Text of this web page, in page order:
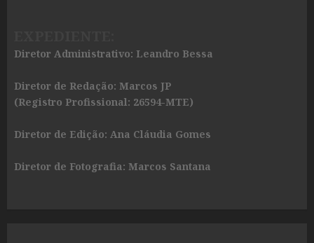
Diretor Administrativo: Leandro Bessa
Diretor de Redação: Marcos JP
(Registro Profissional: 26594-MTE)
Diretor de Edição: Ana Cláudia Gomes
Diretor de Fotografia: Marcos Santana